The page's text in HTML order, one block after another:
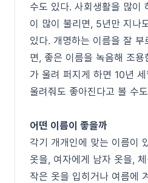
수도 있다. 사회생활을 많이
이 많이 불리면, 5년만 지나
있다. 개명하는 이름을 잘
면, 좋은 이름을 녹음해 조용
가 울려 퍼지게 하면 10년
울려줘도 좋아진다고 볼 수
어떤 이름이 좋을까
각기 개개인에 맞는 이름이
옷을, 여자에게 남자 옷을,
작은 옷을 입히거나 여름에